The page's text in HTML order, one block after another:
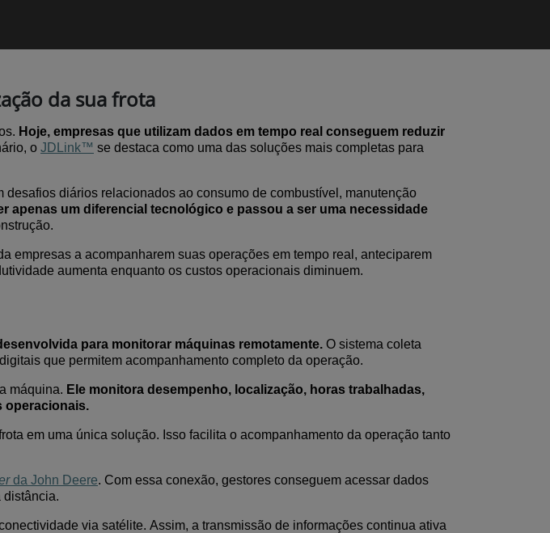
da sua frota
Hoje, empresas que utilizam dados em tempo real conseguem reduzir
o JDLink™ se destaca como uma das soluções mais completas para
desafios diários relacionados ao consumo de combustível, manutenção
apenas um diferencial tecnológico e passou a ser uma necessidade
empresas a acompanharem suas operações em tempo real, anteciparem
aumenta enquanto os custos operacionais diminuem.
para monitorar máquinas remotamente. O sistema coleta
que permitem acompanhamento completo da operação.
máquina. Ele monitora desempenho, localização, horas trabalhadas,
operacionais.
em uma única solução. Isso facilita o acompanhamento da operação tanto
da John Deere. Com essa conexão, gestores conseguem acessar dados
distância.
via satélite. Assim, a transmissão de informações continua ativa